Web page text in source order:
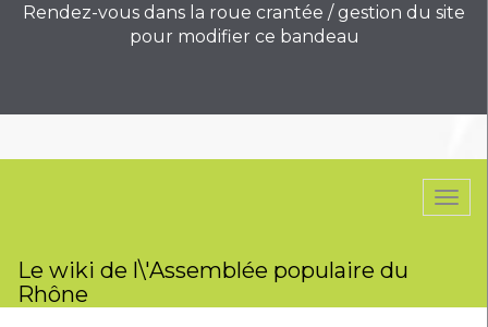
Rendez-vous dans la roue crantée / gestion du site
pour modifier ce bandeau
Le wiki de l\'Assemblée populaire du
Rhône